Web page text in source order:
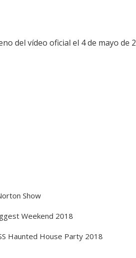
del vídeo oficial el 4 de mayo de
Show
Weekend 2018
Haunted House Party 2018